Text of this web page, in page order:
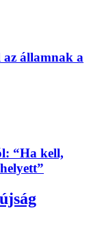
államnak a
“Ha kell,